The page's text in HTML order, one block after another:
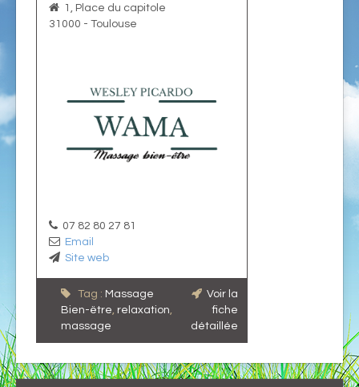
1, Place du capitole
31000 - Toulouse
07 82 80 27 81
Email
Site web
Tag : Massage
Bien-ëtre, relaxation,
massage
Voir la
fiche
détaillée